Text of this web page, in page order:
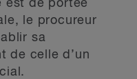
est de portée
le procureur
sa
de celle d’un